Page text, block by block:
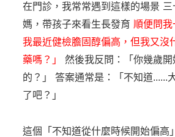
在門診，我常常遇到這樣的場景
媽，帶孩子來看生長發育 順便問我
我最近健檢膽固醇偏高，但我又沒
藥嗎？」
然後我反問：「你幾歲
的？」
答案通常是：「不知道......
了吧？」
這個「不知道從什麼時候開始偏高